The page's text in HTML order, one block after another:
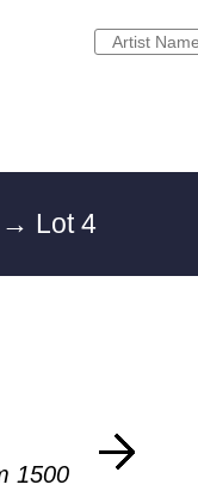
→ Lot 4
1500